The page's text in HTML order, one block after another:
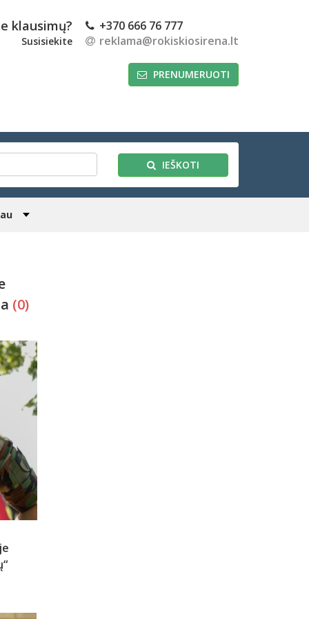
klausimų?
Susisiekite
+370 666 76 777
reklama@rokiskiosirena.lt
PRENUMERUOTI
IEŠKOTI
(0)